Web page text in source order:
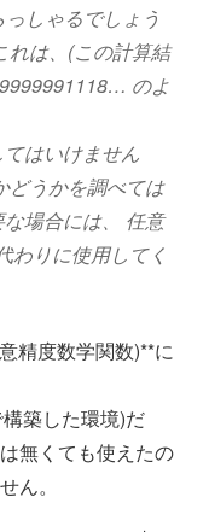
しゃるでしょう
れは、(この計算結
のよ
はいけません
どうかを調べては
場合には、 任意
わりに使用してく
精度数学関数)**に
築した環境)だ
無くても使えたの
ん。